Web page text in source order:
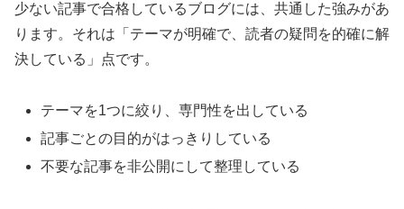
少ない記事で合格しているブログには、共通した強みがあ
ります。それは「テーマが明確で、読者の疑問を的確に解
決している」点です。
テーマを1つに絞り、専門性を出している
記事ごとの目的がはっきりしている
不要な記事を非公開にして整理している